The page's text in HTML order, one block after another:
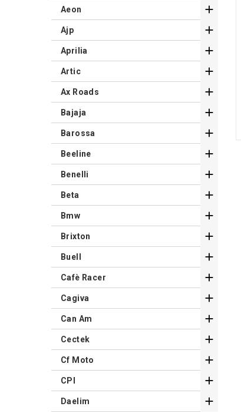
Aeon 
Ajp 
Aprilia 
Artic 
Ax Roads 
Bajaja 
Barossa 
Beeline 
Benelli 
Beta 
Bmw 
Brixton 
Buell 
Cafè Racer 
Cagiva 
Can Am 
Cectek 
Cf Moto 
CPI 
Daelim 